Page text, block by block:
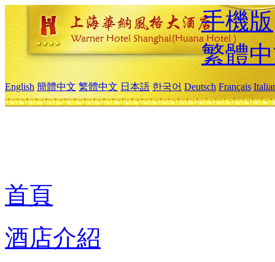
手機版
繁體
English 簡體中文 繁體中文 日本語 한국어 Deutsch Français
首頁
酒店介紹